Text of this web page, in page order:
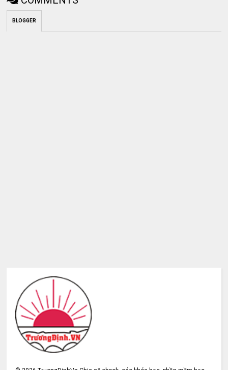
BLOGGER